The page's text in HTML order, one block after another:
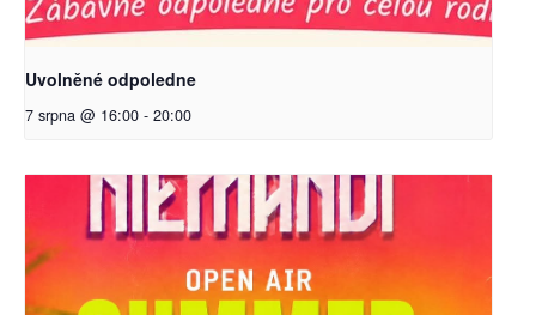
Uvolněné odpoledne
7 srpna @ 16:00 - 20:00